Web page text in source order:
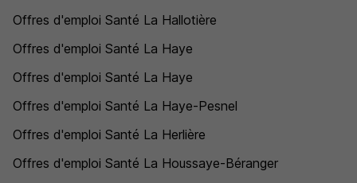
Offres d'emploi Santé La Hallotière
Offres d'emploi Santé La Haye
Offres d'emploi Santé La Haye
Offres d'emploi Santé La Haye-Pesnel
Offres d'emploi Santé La Herlière
Offres d'emploi Santé La Houssaye-Béranger